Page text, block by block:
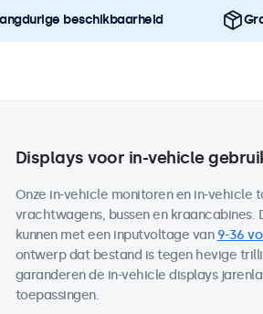
beschikbaarheid
Displays voor in-vehicle
Onze in-vehicle monitoren en in-vehicle
vrachtwagens, bussen en
kunnen met een inputvoltage van 9-36
ontwerp dat bestand is tegen hevige
garanderen de in-vehicle displays
toepassingen.